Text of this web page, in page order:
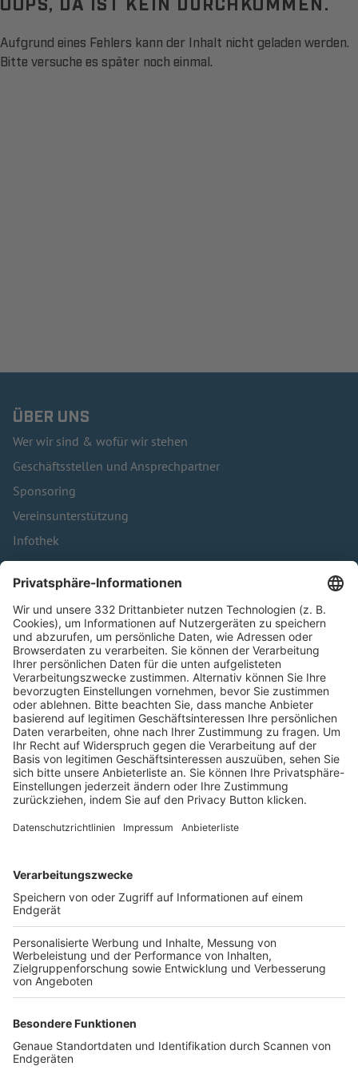
Aufgrund eines Fehlers kann der Inhalt nicht geladen werden.
Bitte versuche es später noch einmal.
ÜBER UNS
Wer wir sind & wofür wir stehen
Geschäftsstellen und Ansprechpartner
Sponsoring
Vereinsunterstützung
Infothek
Kontakt
HÄUFIG BESUCHTE SEITEN
Pässe und Vereinswechsel
Trainerausbildung
Schulungsangebot Vereinsmitarbeiter
BFV-Geschäftsstellen
Trainerbörse
Login SpielPlus
FOLGE DEM BFV
TOP-VEREINE
TOP-PARTNER